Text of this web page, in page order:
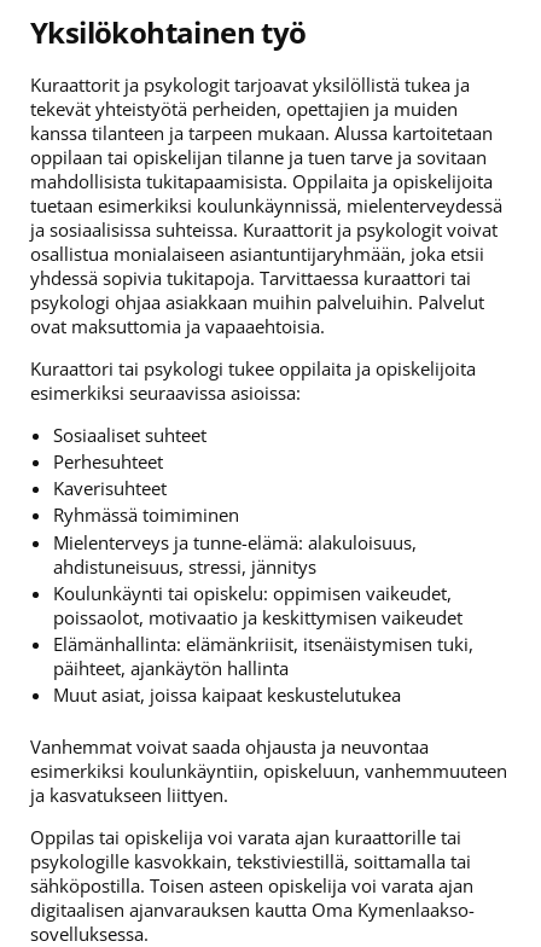
Yksilökohtainen työ
Kuraattorit ja psykologit tarjoavat yksilöllistä tukea ja
tekevät yhteistyötä perheiden, opettajien ja muiden
kanssa tilanteen ja tarpeen mukaan. Alussa kartoitetaan
oppilaan tai opiskelijan tilanne ja tuen tarve ja sovitaan
mahdollisista tukitapaamisista. Oppilaita ja opiskelijoita
tuetaan esimerkiksi koulunkäynnissä, mielenterveydessä
ja sosiaalisissa suhteissa. Kuraattorit ja psykologit voivat
osallistua monialaiseen asiantuntijaryhmään, joka etsii
yhdessä sopivia tukitapoja. Tarvittaessa kuraattori tai
psykologi ohjaa asiakkaan muihin palveluihin. Palvelut
ovat maksuttomia ja vapaaehtoisia.
Kuraattori tai psykologi tukee oppilaita ja opiskelijoita
esimerkiksi seuraavissa asioissa:
Sosiaaliset suhteet
Perhesuhteet
Kaverisuhteet
Ryhmässä toimiminen
Mielenterveys ja tunne-elämä: alakuloisuus,
ahdistuneisuus, stressi, jännitys
Koulunkäynti tai opiskelu: oppimisen vaikeudet,
poissaolot, motivaatio ja keskittymisen vaikeudet
Elämänhallinta: elämänkriisit, itsenäistymisen tuki,
päihteet, ajankäytön hallinta
Muut asiat, joissa kaipaat keskustelutukea
Vanhemmat voivat saada ohjausta ja neuvontaa
esimerkiksi koulunkäyntiin, opiskeluun, vanhemmuuteen
ja kasvatukseen liittyen.
Oppilas tai opiskelija voi varata ajan kuraattorille tai
psykologille kasvokkain, tekstiviestillä, soittamalla tai
sähköpostilla. Toisen asteen opiskelija voi varata ajan
digitaalisen ajanvarauksen kautta Oma Kymenlaakso-
sovelluksessa.